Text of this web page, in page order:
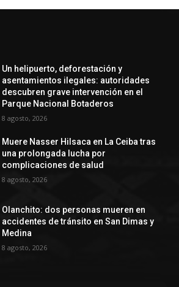
Un helipuerto, deforestación y
asentamientos ilegales: autoridades
descubren grave intervención en el
Parque Nacional Botaderos
8 agosto, 2026
Muere Nasser Hilsaca en La Ceiba tras
una prolongada lucha por
complicaciones de salud
8 agosto, 2026
Olanchito: dos personas mueren en
accidentes de tránsito en San Dimas y
Medina
8 agosto, 2026